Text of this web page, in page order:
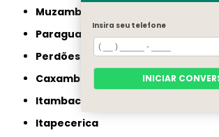
Muzambinho
Paraguaçu
Perdões
Caxambu
Itambacuri
Itapecerica
Insira seu telefone
INICIAR